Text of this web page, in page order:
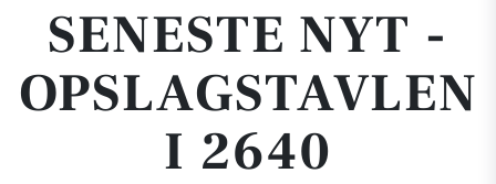
SENESTE NYT -
OPSLAGSTAVLEN
I 2640